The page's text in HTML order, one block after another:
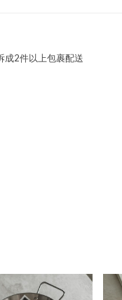
成2件以上包裹配送